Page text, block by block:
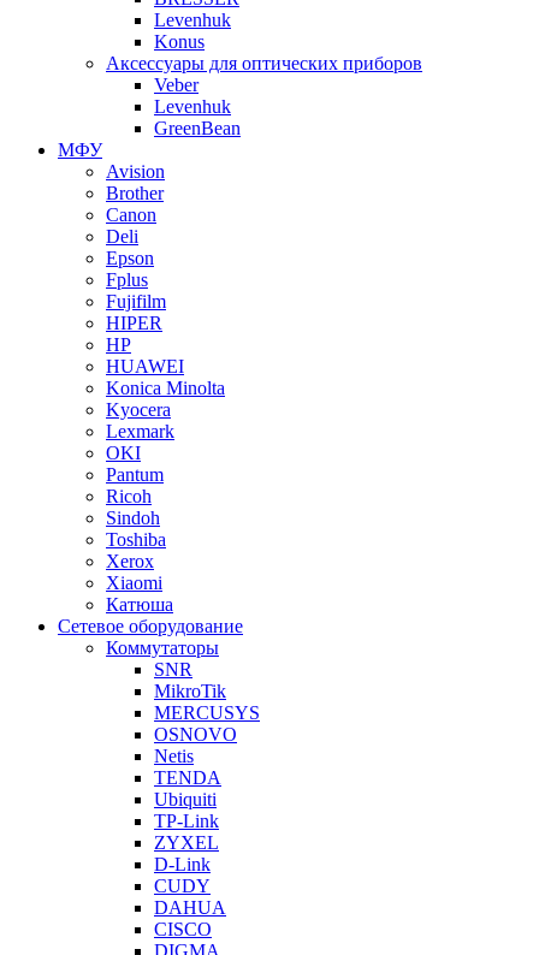
Levenhuk
Konus
Аксессуары для оптических приборов
Veber
Levenhuk
GreenBean
МФУ
Avision
Brother
Canon
Deli
Epson
Fplus
Fujifilm
HIPER
HP
HUAWEI
Konica Minolta
Kyocera
Lexmark
OKI
Pantum
Ricoh
Sindoh
Toshiba
Xerox
Xiaomi
Катюша
Сетевое оборудование
Коммутаторы
SNR
MikroTik
MERCUSYS
OSNOVO
Netis
TENDA
Ubiquiti
TP-Link
ZYXEL
D-Link
CUDY
DAHUA
CISCO